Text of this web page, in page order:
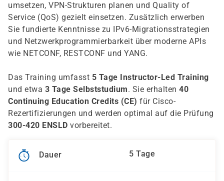
umsetzen, VPN-Strukturen planen und Quality of
Service (QoS) gezielt einsetzen. Zusätzlich erwerben
Sie fundierte Kenntnisse zu IPv6-Migrationsstrategien
und Netzwerkprogrammierbarkeit über moderne APIs
wie NETCONF, RESTCONF und YANG.
Das Training umfasst 5 Tage Instructor-Led Training
und etwa 3 Tage Selbststudium. Sie erhalten 40
Continuing Education Credits (CE) für Cisco-
Rezertifizierungen und werden optimal auf die Prüfung
300-420 ENSLD vorbereitet.
Dauer 5 Tage